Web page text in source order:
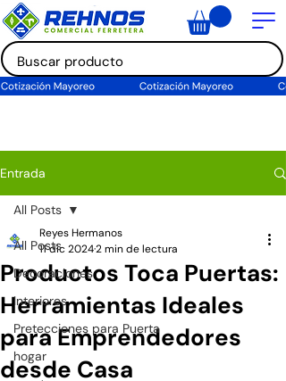
Entrada
All Posts
Decoraciones
Interiores
Pretecciones para Puerta
hogar
All Posts
Productos Toca Puertas:
Herramientas Ideales
para Emprendedores
desde Casa
Reyes Hermanos
11 dic 20242 min de lectura